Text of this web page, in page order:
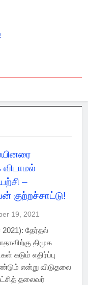
அப்பால்…
–
குற்றச்சாட்டு!
19, 2021
2021): தேர்தல்
திமுக
கடும் எதிர்ப்பு
என்று விடுதலை
தலைவர்